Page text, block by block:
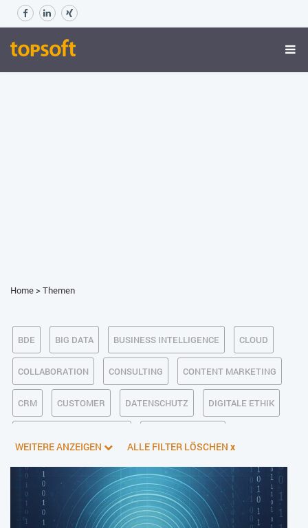
Home>Themen
BDE BIG DATA BUSINESS INTELLIGENCE CLOUD
COLLABORATION CONSULTING CONTENT MARKETING
CRM CUSTOMER DATENSCHUTZ DIGITALE ETHIK
E-BUSINESS ECM/DMS E-COMMERCE EINKAUF
ERP FALLSTUDIEN FERTIGUNG FINANZSOFTWARE
WEITERE ANZEIGEN ALLE FILTER LÖSCHEN x